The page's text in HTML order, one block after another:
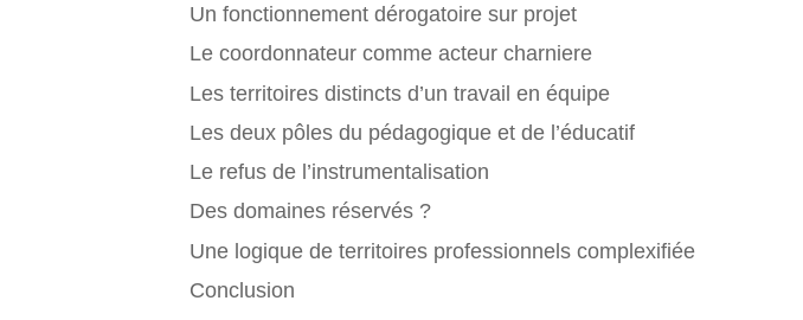
Un fonctionnement dérogatoire sur projet
Le coordonnateur comme acteur charniere
Les territoires distincts d’un travail en équipe
Les deux pôles du pédagogique et de l’éducatif
Le refus de l’instrumentalisation
Des domaines réservés ?
Une logique de territoires professionnels complexifiée
Conclusion